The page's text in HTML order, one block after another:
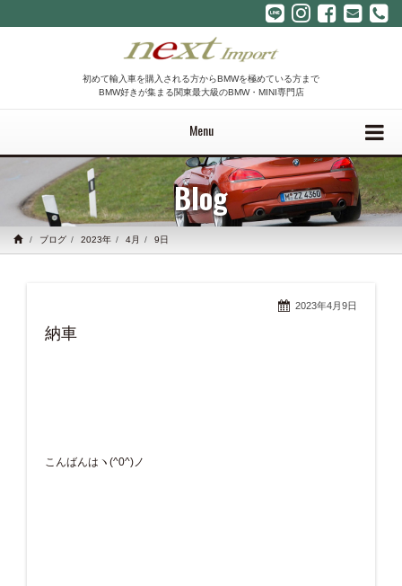
初めて輸入車を購入される方からBMWを極めている方まで
BMW好きが集まる関東最大級のBMW・MINI専門店
Menu
Blog
ブログ 2023年 4月 9日
2023年4月9日
納車
こんばんはヽ(^0^)ノ